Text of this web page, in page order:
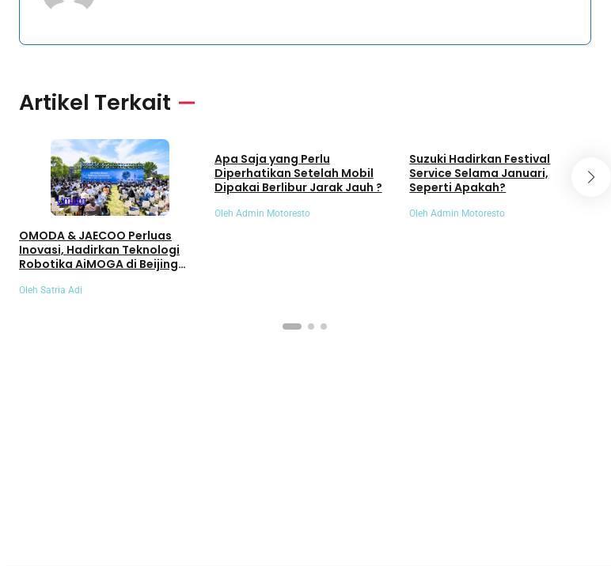
Artikel Terkait
Umum
OMODA & JAECOO Perluas
Inovasi, Hadirkan Teknologi
Robotika AiMOGA di Beijing
Oleh Satria Adi
Apa Saja yang Perlu
Diperhatikan Setelah Mobil
Dipakai Berlibur Jarak Jauh ?
Oleh Admin Motoresto
Suzuki Hadirkan Festival
Service Selama Januari,
Seperti Apakah?
Oleh Admin Motoresto